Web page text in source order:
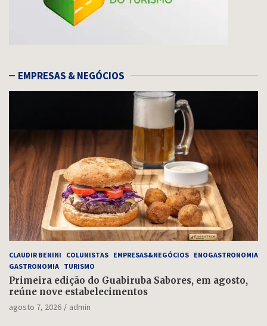
EMPRESAS & NEGÓCIOS
CLAUDIR BENINI COLUNISTAS EMPRESAS&NEGÓCIOS ENOGASTRONOMIA
GASTRONOMIA TURISMO
Primeira edição do Guabiruba Sabores, em agosto,
reúne nove estabelecimentos
agosto 7, 2026 admin